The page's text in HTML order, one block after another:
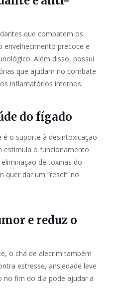
que combatem os
envelhecimento precoce e
Além disso, possui
que ajudam no combate
inflamatórios internos.
do fígado
o suporte à desintoxicação
estimula o funcionamento
de toxinas do
quer dar um “reset” no
e reduz o
o chá de alecrim também
estresse, ansiedade leve
no fim do dia pode ajudar a